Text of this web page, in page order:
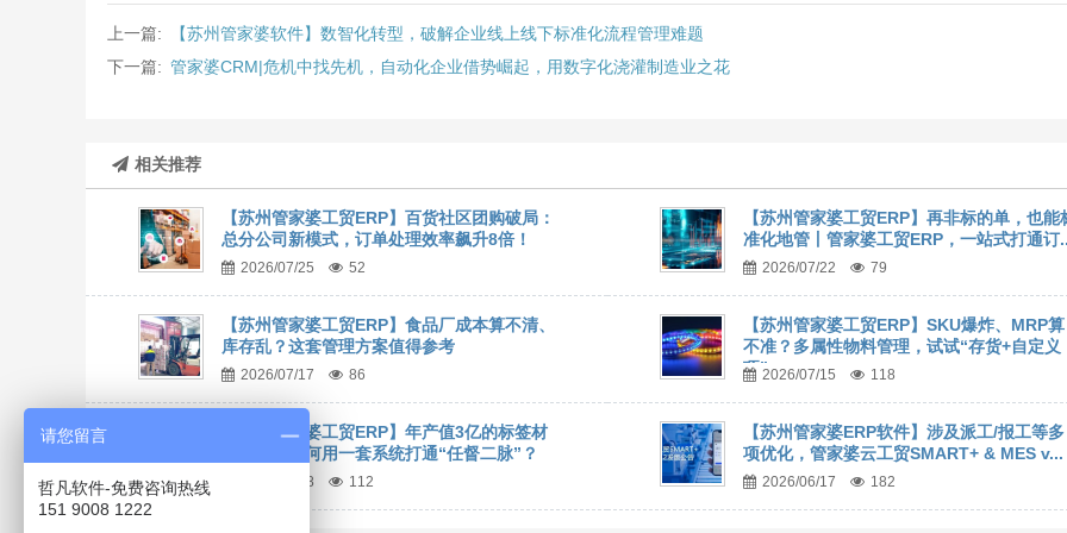
上一篇:
【苏州管家婆软件】数智化转型，破解企业线上线下标准化流程管理难题
下一篇: 管家婆CRM|危机中找先机，自动化企业借势崛起，用数字化浇灌制造业之花
相关推荐
【苏州管家婆工贸ERP】百货社区团购破局：
总分公司新模式，订单处理效率飙升8倍！
2026/07/25 52
【苏州管家婆工贸ERP】再非标的单，也能
准化地管丨管家婆工贸ERP，一站式打通订
2026/07/22 79
【苏州管家婆工贸ERP】食品厂成本算不清、
库存乱？这套管理方案值得参考
2026/07/17 86
【苏州管家婆工贸ERP】SKU爆炸、MRP算
不准？多属性物料管理，试试“存货+自定义
项”2026/07/15 118
【苏州管家婆工贸ERP】年产值3亿的标签材
料龙头，如何用一套系统打通“任督二脉”？
2026/07/08 112
【苏州管家婆ERP软件】涉及派工/报工等多
项优化，管家婆云工贸SMART+ & MES v...
2026/06/17 182
请您留言
哲凡软件-免费咨询热线
151 9008 1222